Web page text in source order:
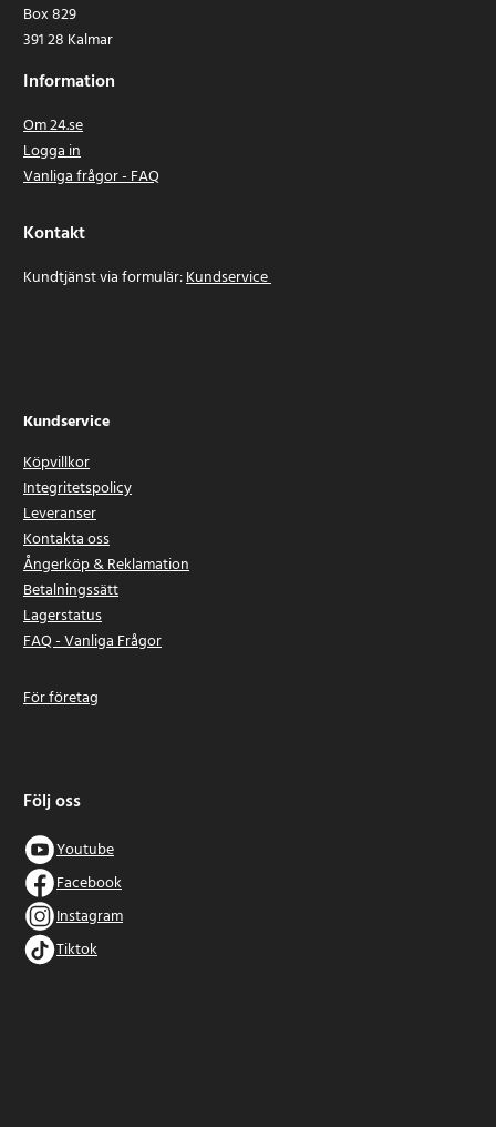
Box 829
391 28 Kalmar
Information
Om 24.se
Logga in
Vanliga frågor - FAQ
Kontakt
Kundtjänst via formulär:Kundservice
Kundservice
Köpvillkor
Integritetspolicy
Leveranser
Kontakta oss
Ångerköp & Reklamation
Betalningssätt
Lagerstatus
FAQ - Vanliga Frågor
För företag
Följ oss
Youtube
Facebook
Instagram
Tiktok